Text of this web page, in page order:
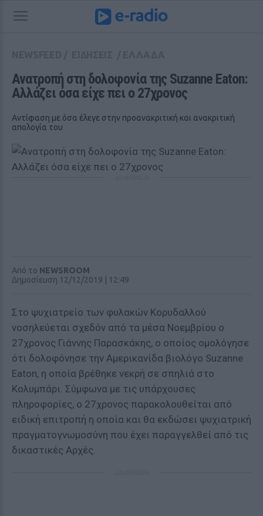
Ανατροπή στη δολοφονία της Suzanne Eaton:
Αλλάζει όσα είχε πει ο 27χρονος
Αντίφαση με όσα έλεγε στην προανακριτική και ανακριτική
απολογία του
Από το NEWSROOM
Δημοσίευση 12/12/2019 | 12:49
Στο ψυχιατρείο των φυλακών Κορυδαλλού
νοσηλεύεται σχεδόν από τα μέσα Νοεμβρίου ο
27χρονος Γιάννης Παρασκάκης, ο οποίος ομολόγησε
ότι δολοφόνησε την Αμερικανίδα βιολόγο Suzanne
Eaton, η οποία βρέθηκε νεκρή σε σπηλιά στο
Κολυμπάρι. Σύμφωνα με τις υπάρχουσες
πληροφορίες, ο 27χρονος παρακολουθείται από
ειδική επιτροπή η οποία και θα εκδώσει ψυχιατρική
πραγματογνωμοσύνη που έχει παραγγελθεί από τις
δικαστικές Αρχές.